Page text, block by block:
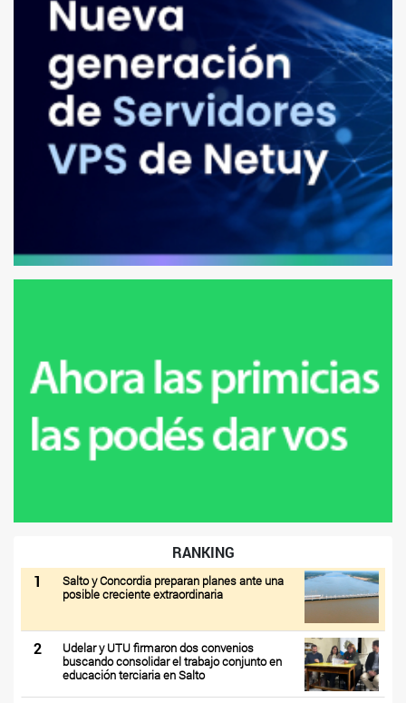
RANKING
1
Salto y Concordia preparan planes ante una
posible creciente extraordinaria
2
Udelar y UTU firmaron dos convenios
buscando consolidar el trabajo conjunto en
educación terciaria en Salto